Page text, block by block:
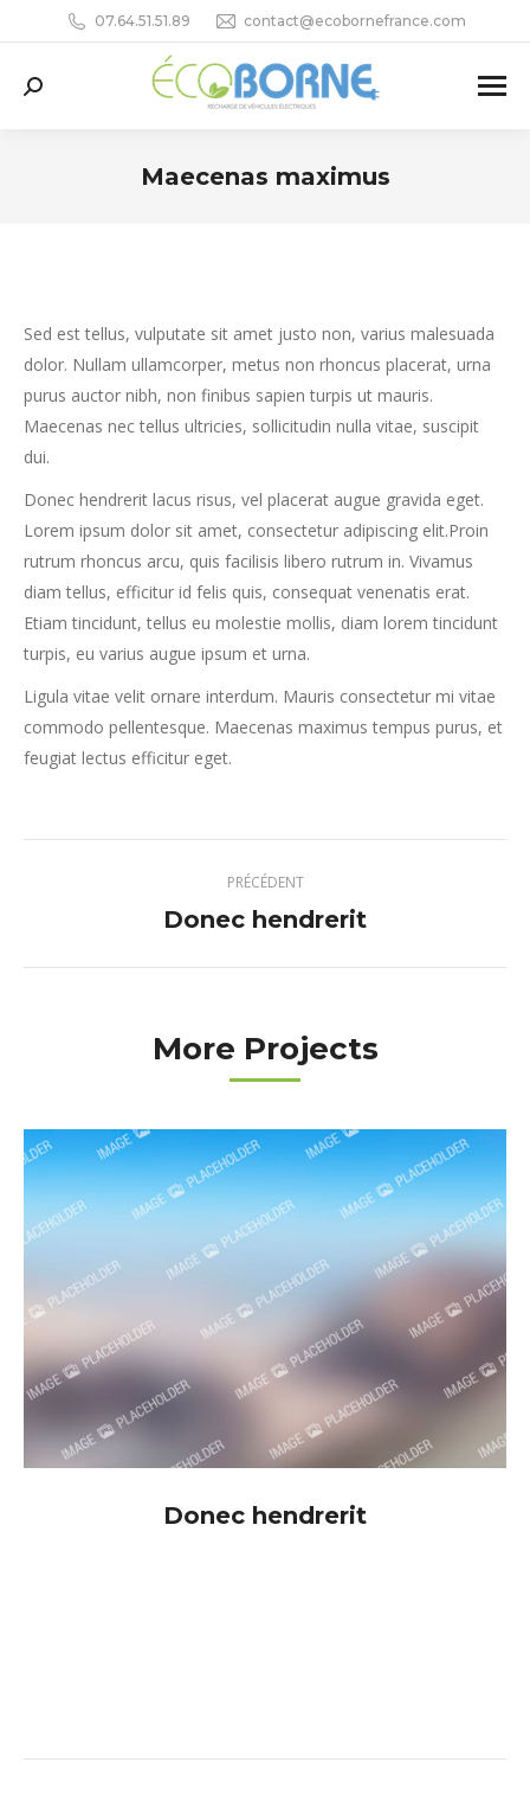
07.64.51.51.89 contact@ecobornefrance.com
Recherche
Maecenas maximus
Sed est tellus, vulputate sit amet justo non, varius malesuada
dolor. Nullam ullamcorper, metus non rhoncus placerat, urna
purus auctor nibh, non finibus sapien turpis ut mauris.
Maecenas nec tellus ultricies, sollicitudin nulla vitae, suscipit
dui.
Donec hendrerit lacus risus, vel placerat augue gravida eget.
Lorem ipsum dolor sit amet, consectetur adipiscing elit.Proin
rutrum rhoncus arcu, quis facilisis libero rutrum in. Vivamus
diam tellus, efficitur id felis quis, consequat venenatis erat.
Etiam tincidunt, tellus eu molestie mollis, diam lorem tincidunt
turpis, eu varius augue ipsum et urna.
Ligula vitae velit ornare interdum. Mauris consectetur mi vitae
commodo pellentesque. Maecenas maximus tempus purus, et
feugiat lectus efficitur eget.
commentaire
PRÉCÉDENT
Onglet
Donec hendrerit
More Projects
Donec hendrerit